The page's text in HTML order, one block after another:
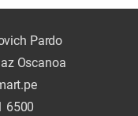
Pardo
Oscanoa
6500